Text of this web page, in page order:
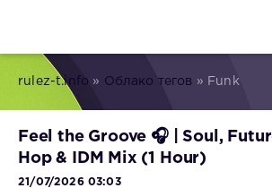
rulez-t.info » Облако тегов » Funk
Feel the Groove 🎧 | Soul,
Hop & IDM Mix (1 Hour)
21/07/2026 03:03